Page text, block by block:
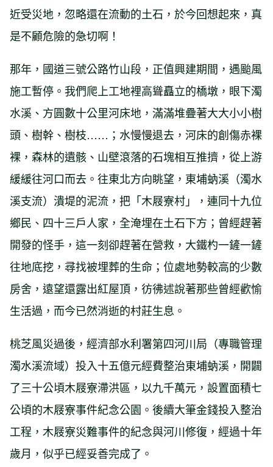
近受災地，忽略還在流動的土石，於今回想起來，真
是不顧危險的急切啊！
那年，國道三號公路竹山段，正值興建期間，遇颱風
施工暫停。我們爬上工地裡高聳矗立的橋墩，眼下濁
水溪、方圓數十公里河床地，滿滿堆疊著大大小小樹
頭、樹幹、樹枝……；水慢慢退去，河床的創傷赤裸
裸，森林的遺骸、山壁滾落的石塊相互推擠，從上游
緩緩往河口而去。往東北方向眺望，東埔蚋溪（濁水
溪支流）潰堤的泥流，把「木屐寮村」，連同十九位
鄉民、四十三戶人家，全淹埋在土石下方；曾經趕著
開發的怪手，這一刻卻趕著在營救，大鐵杓一鏟一鏟
往地底挖，尋找被埋葬的生命；位處地勢較高的少數
房舍，遠望還露出紅屋頂，彷彿述說著那些曾經歡愉
生活過，而今已然消逝的村莊生息。
桃芝風災過後，經濟部水利署第四河川局（專職管理
濁水溪流域）投入十五億元經費整治東埔蚋溪，開闢
了三十公頃木屐寮滯洪區，以九千萬元，設置面積七
公頃的木屐寮事件紀念公園。後續大筆金錢投入整治
工程，木屐寮災難事件的紀念與河川修復，經過十年
歲月，似乎已經妥善完成了。